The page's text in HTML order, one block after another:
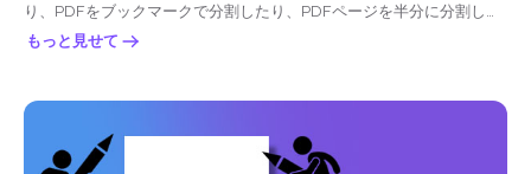
り、PDFをブックマークで分割したり、PDFページを半分に分割した
り、サイズで分割したり、テキストで分割したりすることができま
もっと見せて